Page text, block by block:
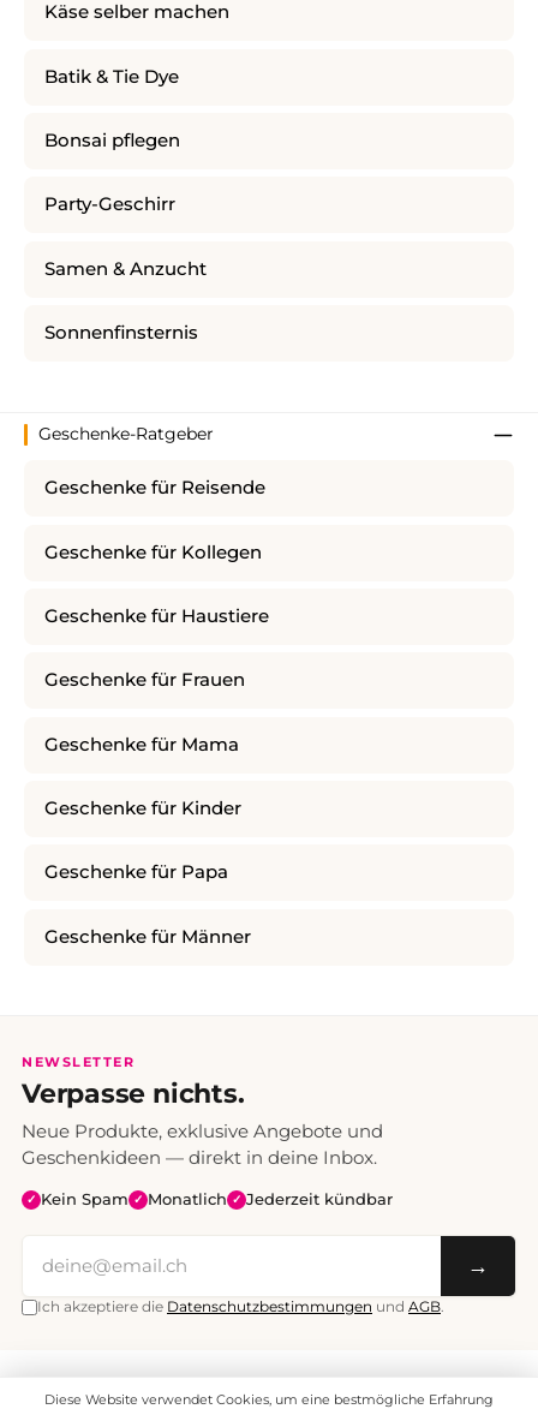
Käse selber machen
Batik & Tie Dye
Bonsai pflegen
Party-Geschirr
Samen & Anzucht
Sonnenfinsternis
Geschenke-Ratgeber
Geschenke für Reisende
Geschenke für Kollegen
Geschenke für Haustiere
Geschenke für Frauen
Geschenke für Mama
Geschenke für Kinder
Geschenke für Papa
Geschenke für Männer
NEWSLETTER
Verpasse nichts.
Neue Produkte, exklusive Angebote und
Geschenkideen — direkt in deine Inbox.
✓ Kein Spam ✓ Monatlich ✓ Jederzeit kündbar
→
Ich akzeptiere die Datenschutzbestimmungen und AGB.
versandkostenfrei.
Diese Website verwendet Cookies, um eine bestmögliche Erfahrung